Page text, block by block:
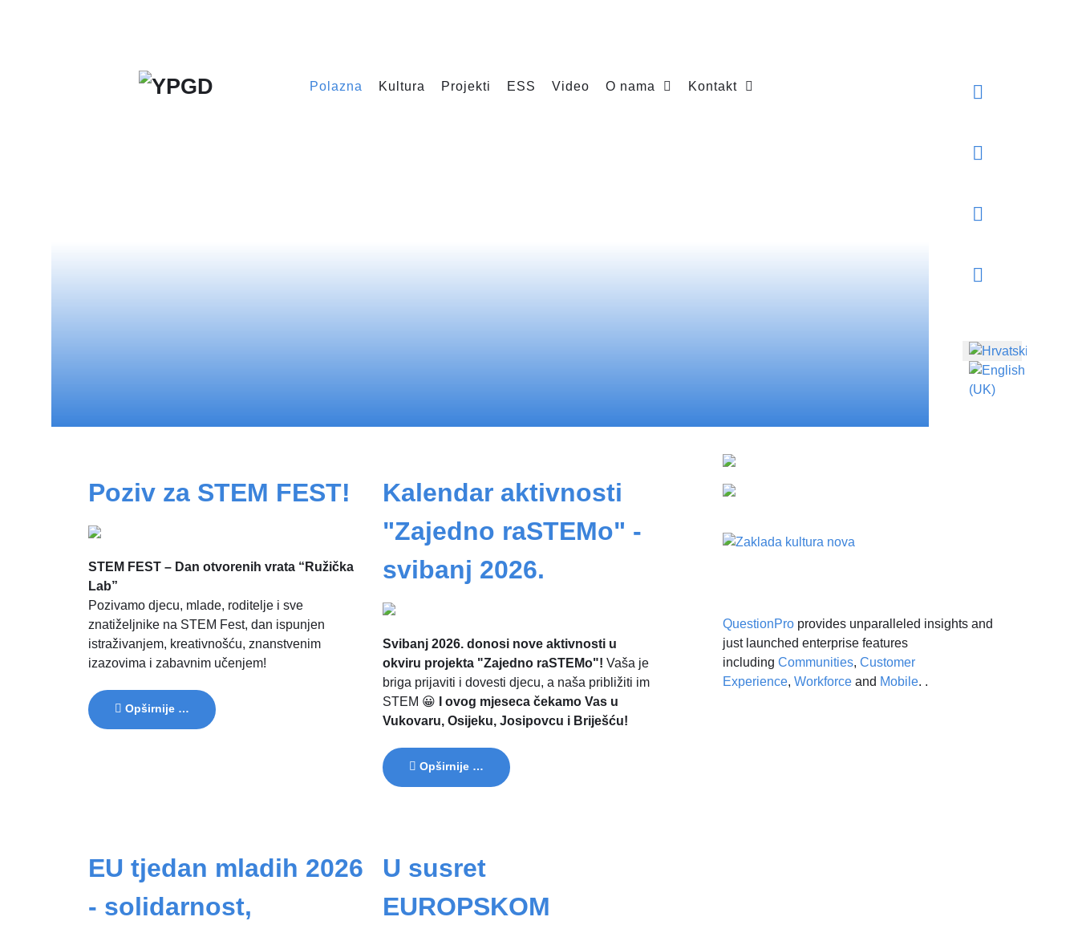
Polazna Kultura Projekti ESS Video O nama Kontakt
Odaberite svoj jezik
Poziv za STEM FEST!
STEM FEST – Dan otvorenih vrata “Ružička
Lab”
Pozivamo djecu, mlade, roditelje i sve
znatiželjnike na STEM Fest, dan ispunjen
istraživanjem, kreativnošću, znanstvenim
izazovima i zabavnim učenjem!
Opširnije …
Kalendar aktivnosti
"Zajedno raSTEMo" -
svibanj 2026.
Svibanj 2026. donosi nove aktivnosti u
okviru projekta "Zajedno raSTEMo"! Vaša je
briga prijaviti i dovesti djecu, a naša približiti im
STEM 😀 I ovog mjeseca čekamo Vas u
Vukovaru, Osijeku, Josipovcu i Briješću!
Opširnije …
EU tjedan mladih 2026
- solidarnost,
U susret
EUROPSKOM
QuestionProprovides unparalleled insights and
just launched enterprise features
including Communities, Customer
Experience, Workforceand Mobile. .